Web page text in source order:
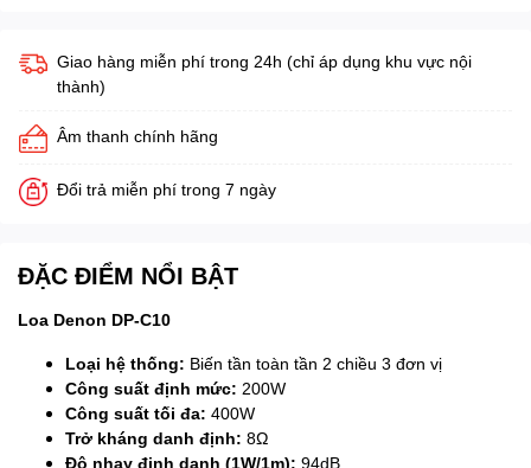
Giao hàng miễn phí trong 24h (chỉ áp dụng khu vực nội
thành)
Âm thanh chính hãng
Đổi trả miễn phí trong 7 ngày
ĐẶC ĐIỂM NỔI BẬT
Loa Denon DP-C10
Loại hệ thống: Biến tần toàn tần 2 chiều 3 đơn vị
Công suất định mức: 200W
Công suất tối đa: 400W
Trở kháng danh định: 8Ω
Độ nhạy định danh (1W/1m): 94dB